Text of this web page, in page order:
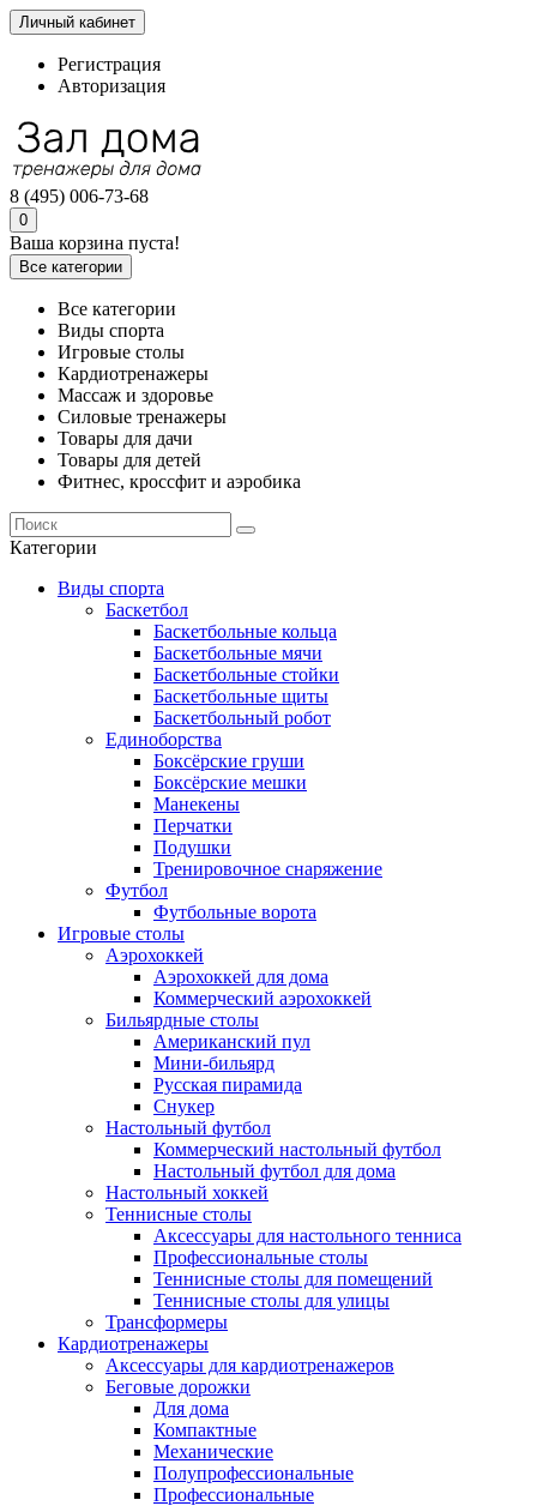
Личный кабинет
Регистрация
Авторизация
8 (495) 006-73-68
0
Ваша корзина пуста!
Все категории
Все категории
Виды спорта
Игровые столы
Кардиотренажеры
Массаж и здоровье
Силовые тренажеры
Товары для дачи
Товары для детей
Фитнес, кроссфит и аэробика
Категории
Виды спорта
Баскетбол
Баскетбольные кольца
Баскетбольные мячи
Баскетбольные стойки
Баскетбольные щиты
Баскетбольный робот
Единоборства
Боксёрские груши
Боксёрские мешки
Манекены
Перчатки
Подушки
Тренировочное снаряжение
Футбол
Футбольные ворота
Игровые столы
Аэрохоккей
Аэрохоккей для дома
Коммерческий аэрохоккей
Бильярдные столы
Американский пул
Мини-бильярд
Русская пирамида
Снукер
Настольный футбол
Коммерческий настольный футбол
Настольный футбол для дома
Настольный хоккей
Теннисные столы
Аксессуары для настольного тенниса
Профессиональные столы
Теннисные столы для помещений
Теннисные столы для улицы
Трансформеры
Кардиотренажеры
Аксессуары для кардиотренажеров
Беговые дорожки
Для дома
Компактные
Механические
Полупрофессиональные
Профессиональные